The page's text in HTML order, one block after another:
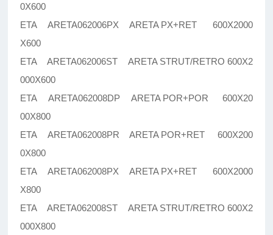
0X600
ETA ARETA062006PX ARETA PX+RET 600X2000
X600
ETA ARETA062006ST ARETA STRUT/RETRO 600X2
000X600
ETA ARETA062008DP ARETA POR+POR 600X20
00X800
ETA ARETA062008PR ARETA POR+RET 600X200
0X800
ETA ARETA062008PX ARETA PX+RET 600X2000
X800
ETA ARETA062008ST ARETA STRUT/RETRO 600X2
000X800